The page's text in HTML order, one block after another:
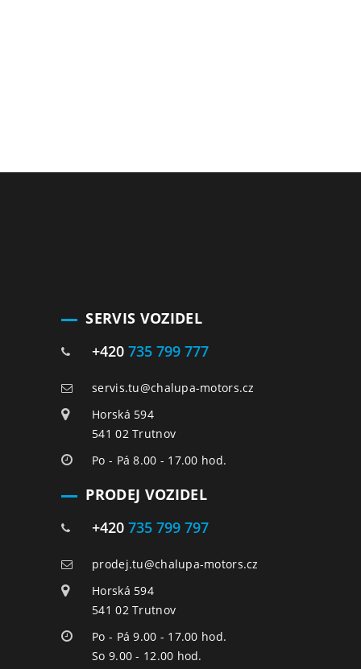
SERVIS VOZIDEL
+420 735 799 777
servis.tu@chalupa-motors.cz
Horská 594
541 02 Trutnov
Po - Pá 8.00 - 17.00 hod.
PRODEJ VOZIDEL
+420 735 799 797
prodej.tu@chalupa-motors.cz
Horská 594
541 02 Trutnov
Po - Pá 9.00 - 17.00 hod.
So 9.00 - 12.00 hod.